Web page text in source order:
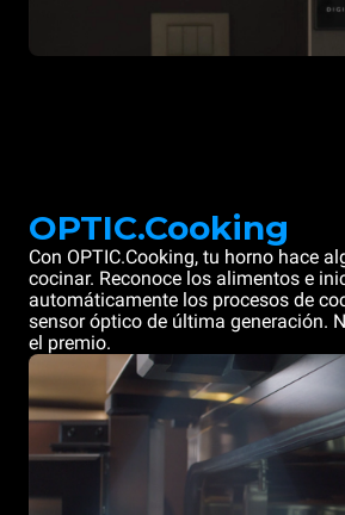
OPTIC.Cooking
Con OPTIC.Cooking, tu horno hace
cocinar. Reconoce los alimentos e
automáticamente los procesos de
sensor óptico de última generación.
el premio.